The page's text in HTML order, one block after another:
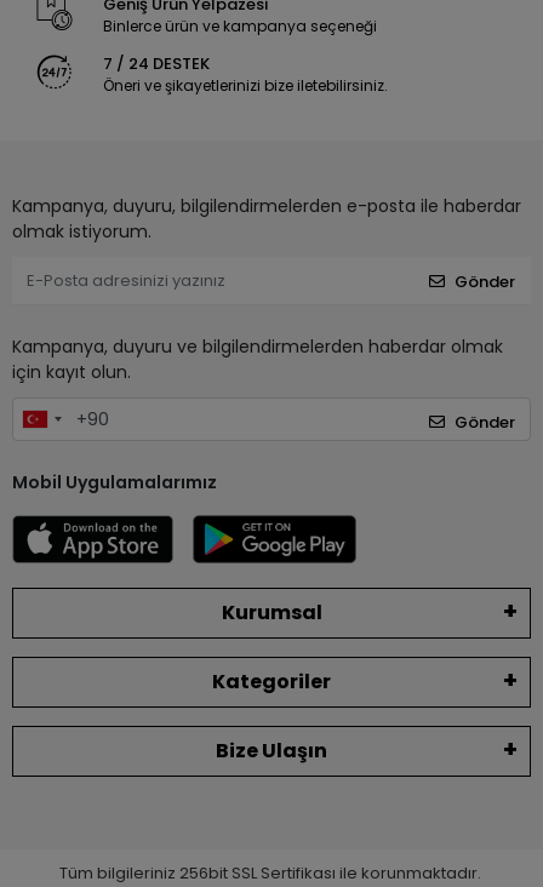
Geniş Ürün Yelpazesi
Binlerce ürün ve kampanya seçeneği
7 / 24 DESTEK
Öneri ve şikayetlerinizi bize iletebilirsiniz.
Kampanya, duyuru, bilgilendirmelerden e-posta ile haberdar
olmak istiyorum.
Gönder
Kampanya, duyuru ve bilgilendirmelerden haberdar olmak
için kayıt olun.
Gönder
Mobil Uygulamalarımız
Kurumsal
Kategoriler
Bize Ulaşın
Tüm bilgileriniz 256bit SSL Sertifikası ile korunmaktadır.